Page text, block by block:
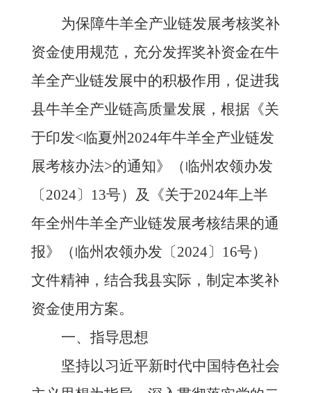
为保障牛羊全产业链发展考核奖补
资金使用规范 ，充分发挥奖补资金在牛
羊全产业链发展中的积极作用，促进我
县牛羊全产业链高质量发展 ，根据《关
于印发<临夏州 2024年牛羊全产业链发
展考核办法>的通知》 （临州农领办发
〔2024〕 13号） 及《关于2024年上半
年全州牛羊全产业链发展考核结果的通
报》
（临州农领办发 〔2024〕 16号）
文件精神 ，结合我县实际，制定本奖补
资金使用方案。
一、指导思想
坚持以习近平新时代中国特色社会